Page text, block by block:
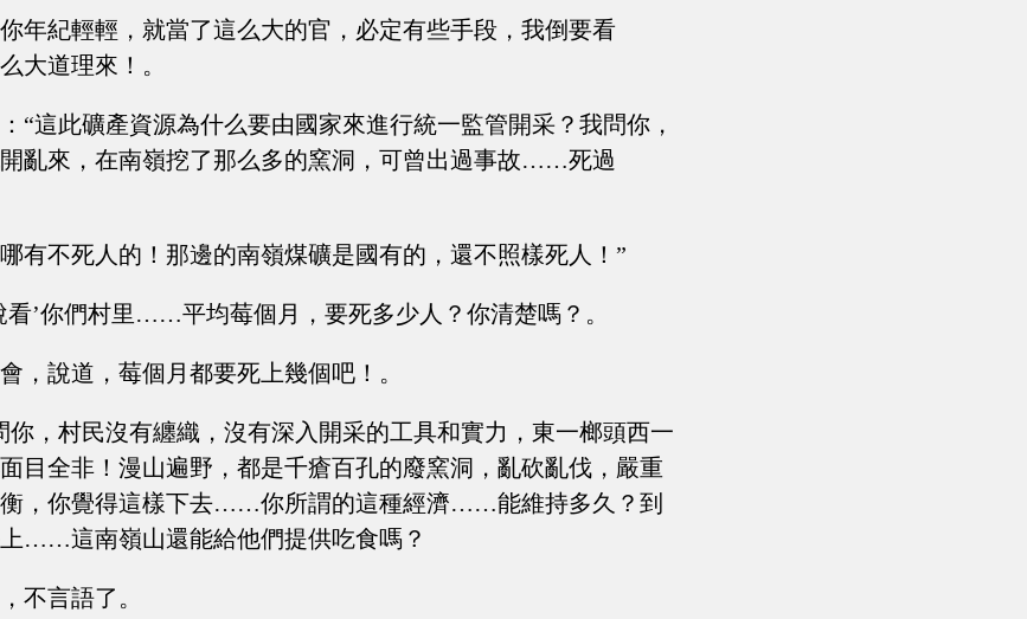
年紀輕輕，就當了這么大的官，必定有些手段，我倒要看
道理來！。
“這此礦產資源為什么要由國家來進行統一監管開采？我問你，
亂來，在南嶺挖了那么多的窯洞，可曾出過事故……死過
有不死人的！那邊的南嶺煤礦是國有的，還不照樣死人！”
看’你們村里……平均莓個月，要死多少人？你清楚嗎？。
，說道，莓個月都要死上幾個吧！。
你，村民沒有纏織，沒有深入開采的工具和實力，東一榔頭西一
全非！漫山遍野，都是千瘡百孔的廢窯洞，亂砍亂伐，嚴重
，你覺得這樣下去……你所謂的這種經濟……能維持多久？到
……這南嶺山還能給他們提供吃食嗎？
不言語了。